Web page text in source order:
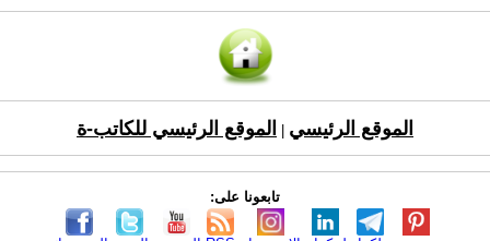
الموقع الرئيسي الموقع الرئيسي للكاتب-ة
تابعونا على: